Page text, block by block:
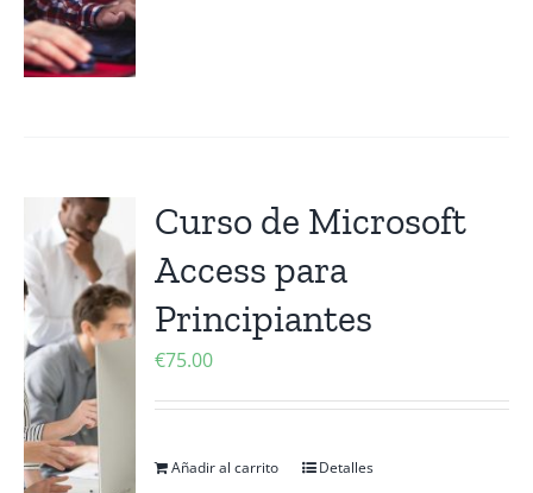
Curso de Microsoft
Access para
Principiantes
€75.00
Añadir al carrito Detalles